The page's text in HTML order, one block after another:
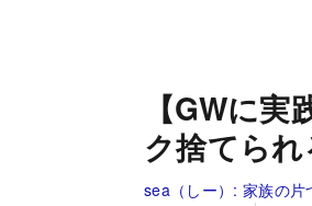
【GWに
ク捨てら
sea（しー）: 家族の片